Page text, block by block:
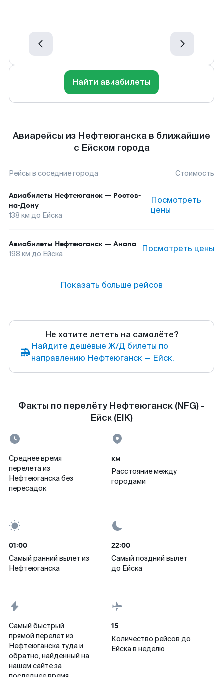
Найти авиабилеты
Авиарейсы из Нефтеюганска в ближайшие
с Ейском города
Рейсы в соседние города Стоимость
Авиабилеты Нефтеюганск — Ростов-
на-Дону
138 км до Ейска
Посмотреть
цены
Авиабилеты Нефтеюганск — Анапа
198 км до Ейска Посмотреть цены
Показать больше рейсов
Не хотите лететь на самолёте?
Найдите дешёвые Ж/Д билеты по
направлению Нефтеюганск — Ейск.
Факты по перелёту Нефтеюганск (NFG) -
Ейск (EIK)
Среднее время
перелета из
Нефтеюганска без
пересадок
км
Расстояние между
городами
01:00
Самый ранний вылет из
Нефтеюганска
22:00
Самый поздний вылет
до Ейска
Самый быстрый
прямой перелет из
Нефтеюганска туда и
обратно, найденный на
нашем сайте за
15
Количество рейсов до
Ейска в неделю